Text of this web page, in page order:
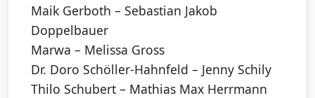
Maik Gerboth – Sebastian Jakob
Doppelbauer
Marwa – Melissa Gross
Dr. Doro Schöller-Hahnfeld – Jenny Schily
Thilo Schubert – Mathias Max Herrmann